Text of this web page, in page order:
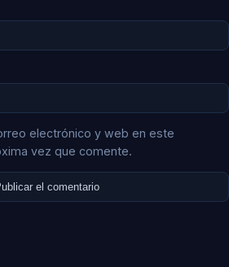
electrónico y web en este
vez que comente.